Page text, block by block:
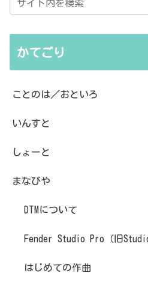
かてごり
ことのは／おといろ
いんすと
しょーと
まなびや
DTMについて
Fender Studio Pro（旧
はじめての作曲